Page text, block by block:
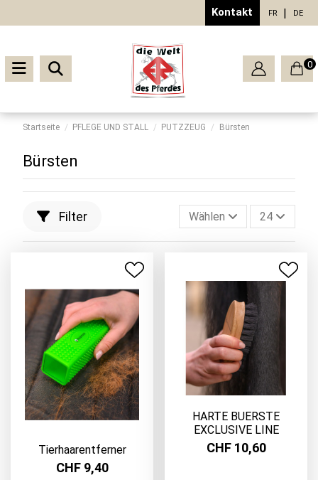
Kontakt FR DE
0
Startseite PFLEGE UND STALL PUTZZEUG Bürsten
Bürsten
Filter Wählen 24
Tierhaarentferner
CHF 9,40
HARTE BUERSTE
EXCLUSIVE LINE
CHF 10,60